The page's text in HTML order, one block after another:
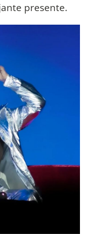
presente.